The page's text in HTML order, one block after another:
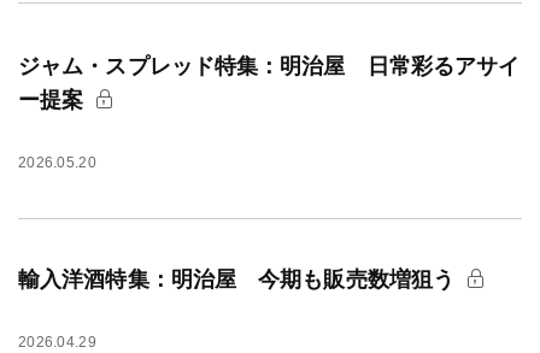
ジャム・スプレッド特集：明治屋 日常彩るアサイ
ー提案
2026.05.20
輸入洋酒特集：明治屋 今期も販売数増狙う
2026.04.29